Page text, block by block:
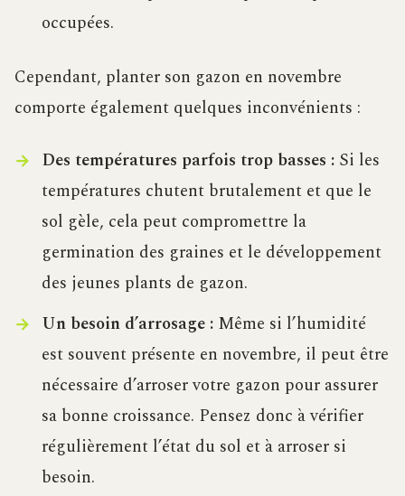
occupées.
Cependant, planter son gazon en novembre
comporte également quelques inconvénients :
Des températures parfois trop basses :Si les
températures chutent brutalement et que le
sol gèle, cela peut compromettre la
germination des graines et le développement
des jeunes plants de gazon.
Un besoin d’arrosage :Même si l’humidité
est souvent présente en novembre, il peut être
nécessaire d’arroser votre gazon pour assurer
sa bonne croissance. Pensez donc à vérifier
régulièrement l’état du sol et à arroser si
besoin.